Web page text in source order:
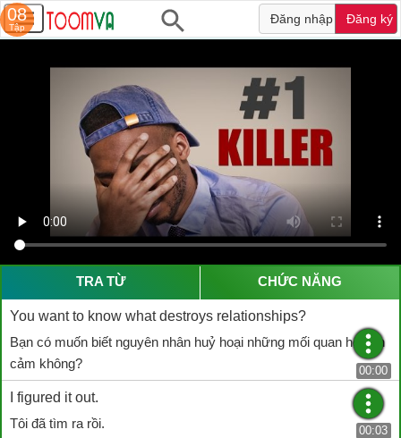
Đăng nhập Đăng ký
TRA TỪ CHỨC NĂNG
You want to know what destroys relationships?
Bạn có muốn biết nguyên nhân huỷ hoại những mối quan hệ tình
cảm không?
00:00
I figured it out.
Tôi đã tìm ra rồi.
00:03
08
Tập